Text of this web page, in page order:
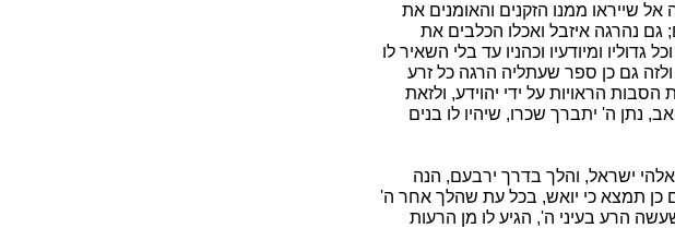
אל שייראו ממנו הזקנים והאומנים את
גם נהרגה איזבל ואכלו הכלבים את
ומיודעיו וכהניו עד בלי השאיר לו
ולזה גם כן ספר שעתליה הרגה כל זרע
הראויות על ידי יהוידע, ולזאת
נתן ה' יתברך שכרו, שיהיו לו בנים
ישראל, והלך בדרך ירבעם, הנה
כן תמצא כי יואש, בכל עת שהלך אחר ה'
הרע בעיני ה', הגיע לו מן הרעות